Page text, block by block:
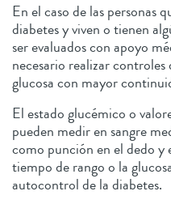
En el caso de las personas
diabetes y viven o tienen
ser evaluados con apoyo
necesario realizar controles
glucosa con mayor
El estado glucémico o
pueden medir en sangre
como punción en el dedo
tiempo de rango o la
autocontrol de la diabetes.